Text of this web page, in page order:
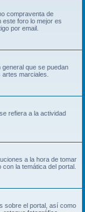
compraventa de
foro lo mejor es
por email.
que se puedan
marciales.
refiera a la actividad
a la hora de tomar
la temática del portal.
sobre el portal, así como